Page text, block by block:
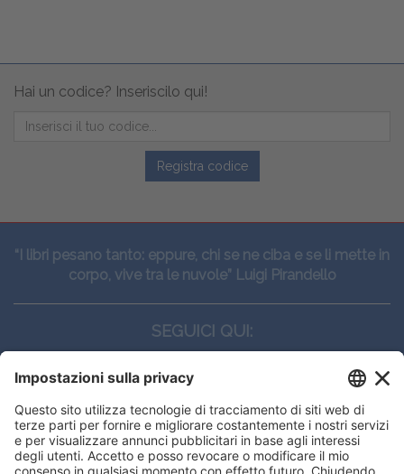
Hai un codice? Inseriscilo qui!
Registra codice
“I libri pesano tanto: eppure, chi se ne ciba e se li mette in
corpo, vive tra le nuvole” Luigi Pirandello
SEGUICI QUI:
CONTATTI
Edi.Ermes srl